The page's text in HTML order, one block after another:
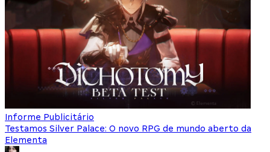
Informe Publicitário
Testamos Silver Palace: O novo RPG de mundo aberto da
Elementa